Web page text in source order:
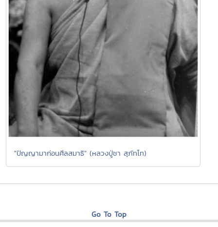
"ปัญญามาก่อนศีลสมาธิ" (หลวงปู่ชา สุภัทโท)
Go To Top